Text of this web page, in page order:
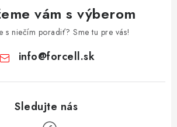
vám s výberom
s niečím poradiť? Sme tu pre vás!
info@forcell.sk